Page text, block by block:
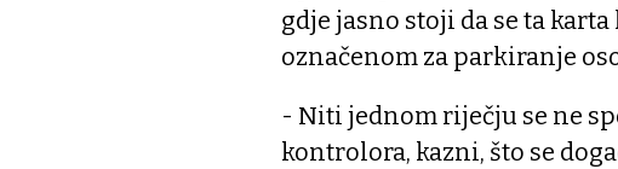
gdje jasno stoji da se ta
označenom za parkiranje
- Niti jednom riječju se ne
kontrolora, kazni, što se